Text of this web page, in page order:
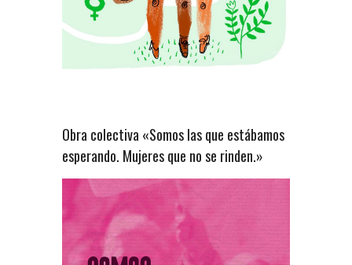
Obra colectiva «Somos las que estábamos
esperando. Mujeres que no se rinden.»